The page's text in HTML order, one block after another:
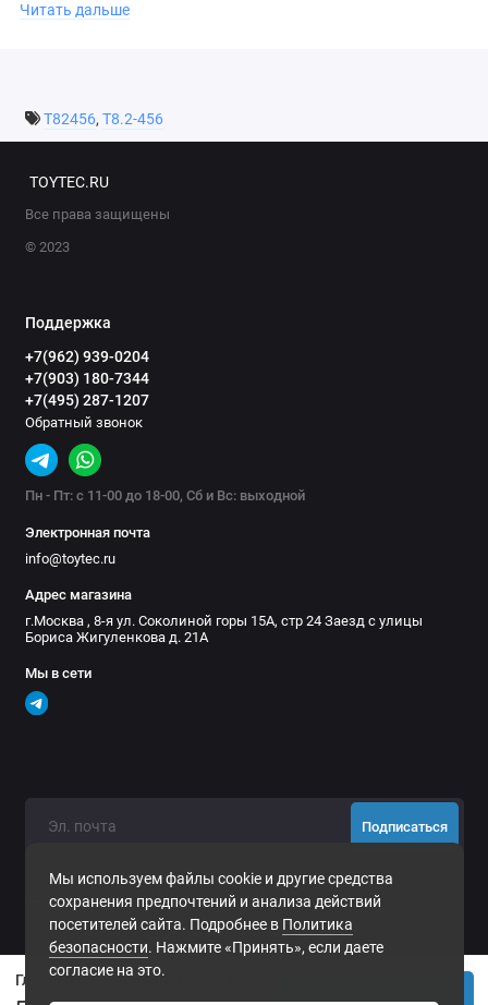
2010-2012 Toyota FJ Cruiser with or without E-Locker
2009-2012 Landcruiser Prado 150 with or without E-Locker
Читать дальше
T82456, T8.2-456
Мы используем файлы cookie и другие средства
сохранения предпочтений и анализа действий
посетителей сайта. Подробнее в Политика
безопасности. Нажмите «Принять», если даете
согласие на это.
TOYTEC.RU
Все права защищены
© 2023
Поддержка
+7(962) 939-0204
+7(903) 180-7344
+7(495) 287-1207
Обратный звонок
Пн - Пт: с 11-00 до 18-00, Сб и Вс: выходной
Электронная почта
info@toytec.ru
Адрес магазина
г.Москва , 8-я ул. Соколиной горы 15А, стр 24 Заезд с улицы
Бориса Жигуленкова д. 21А
Мы в сети
Подписаться
Нажимая на кнопку «Подписаться», Вы даетесогласие на
обработку персональных данных.